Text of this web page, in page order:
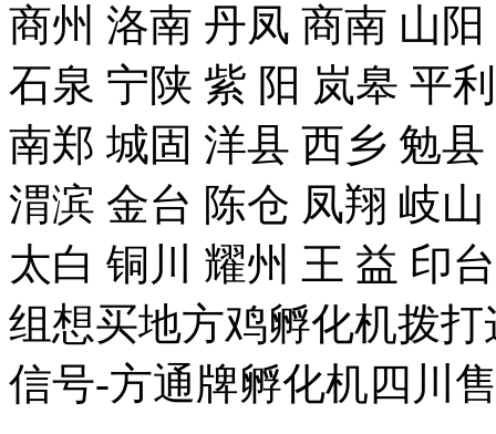
商州 洛南 丹凤 商南 山
石泉 宁陕 紫 阳 岚皋 平
南郑 城固 洋县 西乡 勉
渭滨 金台 陈仓 凤翔 岐
太白 铜川 耀州 王 益 印
组想买地方鸡孵化机拨打
信号-方通牌孵化机四川